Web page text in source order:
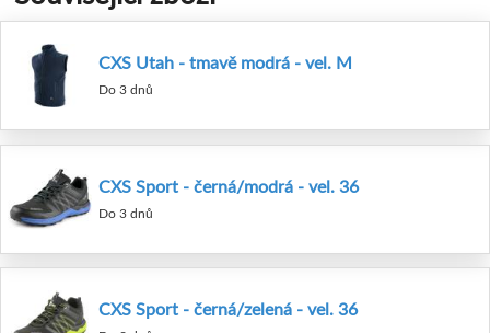
CXS Utah - tmavě modrá - vel. M
Do 3 dnů
CXS Sport - černá/modrá - vel. 36
Do 3 dnů
CXS Sport - černá/zelená - vel. 36